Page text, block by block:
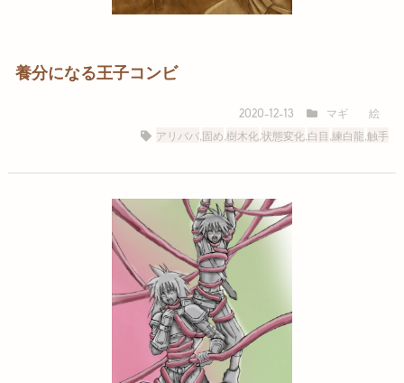
養分になる王子コンビ
2020-12-13 マギ
絵
アリババ 固め ,樹木化,状態変化 白目 ,練白龍 ,触手